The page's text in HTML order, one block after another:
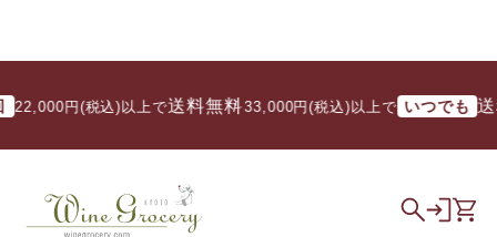
税込)以上で送料無料/ 33,000円(税込)以上で いつでも 送料無料